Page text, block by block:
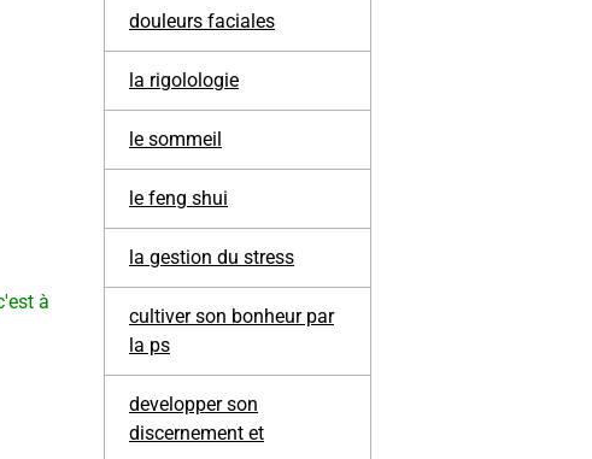
à
douleurs faciales
la rigolologie
le sommeil
le feng shui
la gestion du stress
cultiver son bonheur par
la ps
developper son
discernement et